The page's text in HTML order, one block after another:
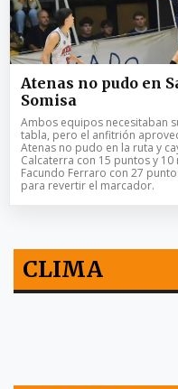
Atenas no pudo en
Somisa
Ambos equipos necesitaban
tabla, pero el anfitrión
Atenas no pudo en la ruta y
Calcaterra con 15 puntos y
Facundo Ferraro con 27
para revertir el marcador.
CLIMA